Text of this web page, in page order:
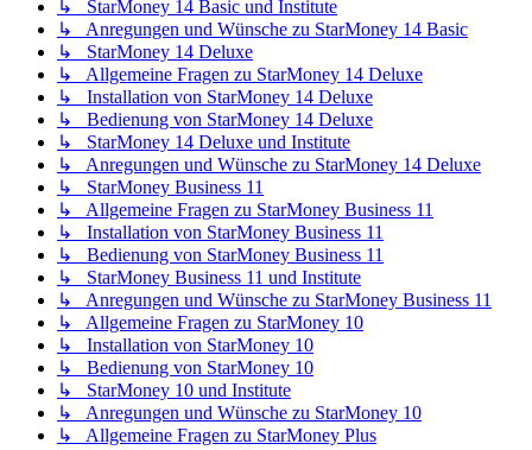
↳ StarMoney 14 Basic und Institute
↳ Anregungen und Wünsche zu StarMoney 14 Basic
↳ StarMoney 14 Deluxe
↳ Allgemeine Fragen zu StarMoney 14 Deluxe
↳ Installation von StarMoney 14 Deluxe
↳ Bedienung von StarMoney 14 Deluxe
↳ StarMoney 14 Deluxe und Institute
↳ Anregungen und Wünsche zu StarMoney 14 Deluxe
↳ StarMoney Business 11
↳ Allgemeine Fragen zu StarMoney Business 11
↳ Installation von StarMoney Business 11
↳ Bedienung von StarMoney Business 11
↳ StarMoney Business 11 und Institute
↳ Anregungen und Wünsche zu StarMoney Business 11
↳ Allgemeine Fragen zu StarMoney 10
↳ Installation von StarMoney 10
↳ Bedienung von StarMoney 10
↳ StarMoney 10 und Institute
↳ Anregungen und Wünsche zu StarMoney 10
↳ Allgemeine Fragen zu StarMoney Plus